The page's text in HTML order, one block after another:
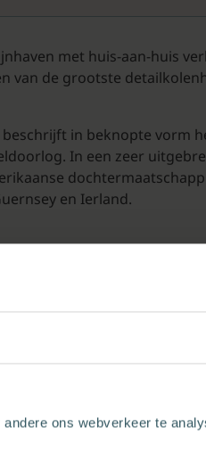
ons webverkeer te
met huis-aan-huis
van de grootste
in beknopte vorm
In een zeer
en Ierland.